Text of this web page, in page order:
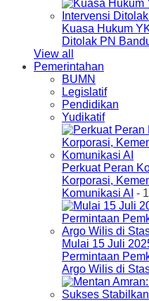
Kuasa Hukum
Ditolak PN
View all
Pemerintahan
BUMN
Legislatif
Pendidikan
Yudikatif
Perkuat Peran
Korporasi,
Komunikasi AI -
Mulai 15 Juli
Permintaan
Argo Wilis di